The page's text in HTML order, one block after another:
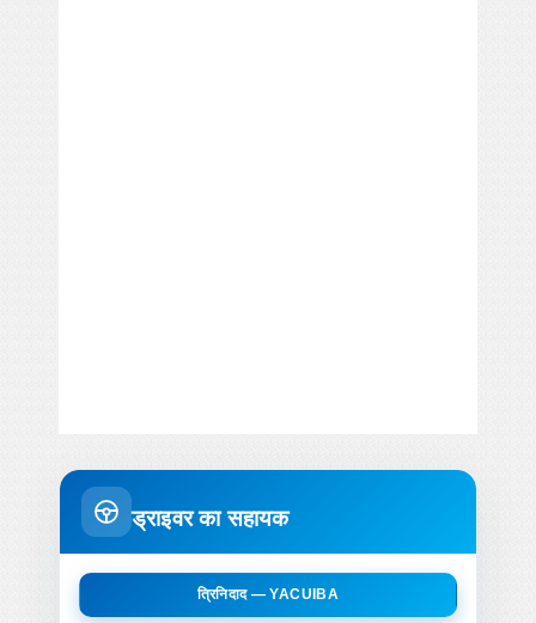
ड्राइवर का सहायक
त्रिनिदाद — YACUIBA